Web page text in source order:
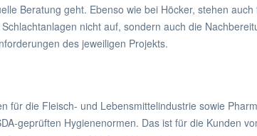
Beratung geht. Ebenso wie bei Höcker, stehen
nicht auf, sondern auch die
des jeweiligen Projekts.
für die Fleisch- und Lebensmittelindustrie sowie
geprüften Hygienenormen. Das ist für die Kunden